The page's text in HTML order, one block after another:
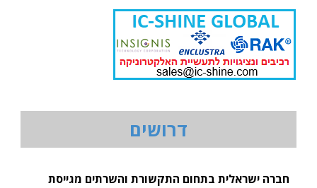
דרושים
חברה ישראלית בתחום התקשורת והשרתים מגייסת